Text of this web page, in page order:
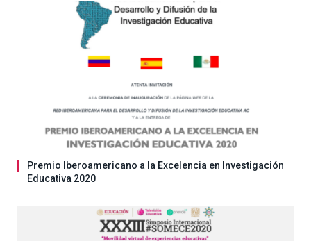
Premio Iberoamericano a la Excelencia en Investigación
Educativa 2020